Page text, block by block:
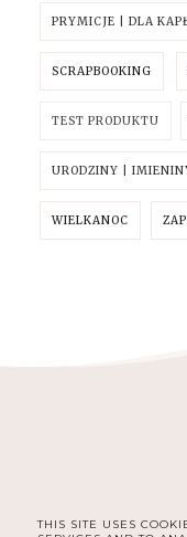
PRYMICJE | DLA
SCRAPBOOKING
TEST PRODUKTU
URODZINY |
WIELKANOC
FACEBOOK
THIS SITE USES